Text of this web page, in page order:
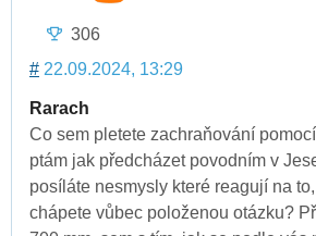
306
# 22.09.2024, 13:29
Rarach
Co sem pletete zachraňování
ptám jak předcházet povodním v
posíláte nesmysly které reagují na
chápete vůbec položenou otázku?